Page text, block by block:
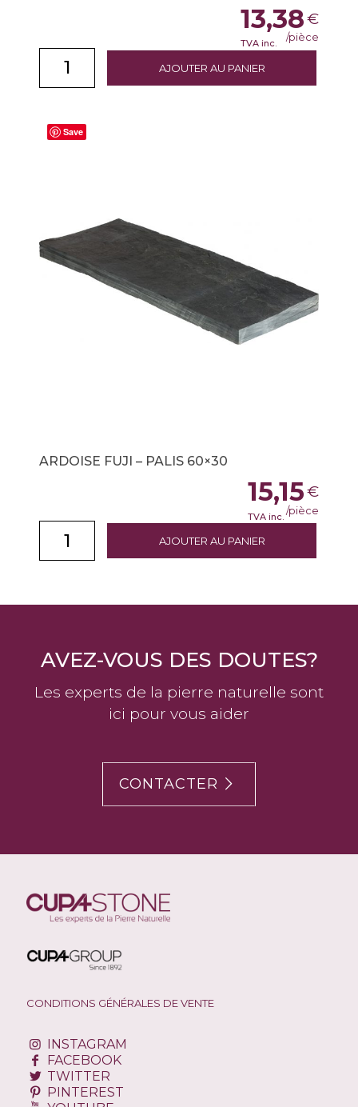
AJOUTER AU PANIER
13,38€
TVA inc. /pièce
Save
ARDOISE FUJI – PALIS 60×30
AJOUTER AU PANIER
15,15€
TVA inc. /pièce
AVEZ-VOUS DES DOUTES?
Les experts de la pierre naturelle sont
ici pour vous aider
CONTACTER
CONDITIONS GÉNÉRALES DE VENTE
INSTAGRAM
FACEBOOK
TWITTER
PINTEREST